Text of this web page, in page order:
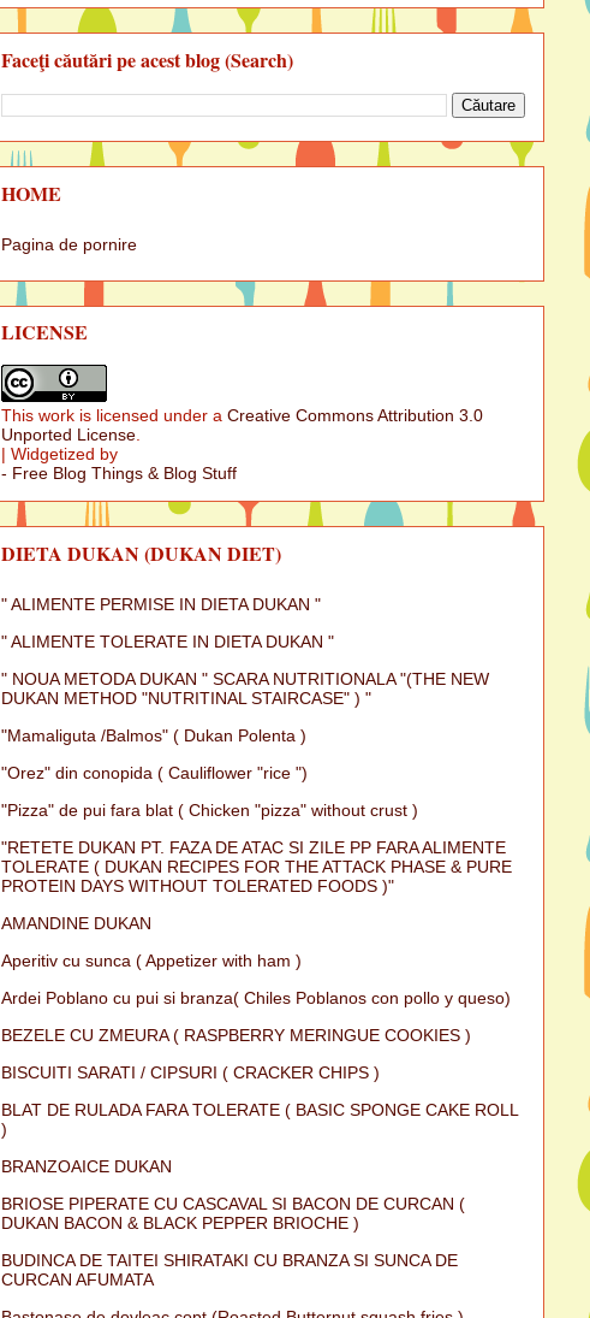
Faceţi căutări pe acest blog (Search)
HOME
Pagina de pornire
LICENSE
This work is licensed under a Creative Commons Attribution 3.0
Unported License.
| Widgetized by
- Free Blog Things & Blog Stuff
DIETA DUKAN (DUKAN DIET)
" ALIMENTE PERMISE IN DIETA DUKAN "
" ALIMENTE TOLERATE IN DIETA DUKAN "
" NOUA METODA DUKAN " SCARA NUTRITIONALA "(THE NEW
DUKAN METHOD "NUTRITINAL STAIRCASE" ) "
"Mamaliguta /Balmos" ( Dukan Polenta )
"Orez" din conopida ( Cauliflower "rice ")
"Pizza" de pui fara blat ( Chicken "pizza" without crust )
"RETETE DUKAN PT. FAZA DE ATAC SI ZILE PP FARA ALIMENTE
TOLERATE ( DUKAN RECIPES FOR THE ATTACK PHASE & PURE
PROTEIN DAYS WITHOUT TOLERATED FOODS )"
AMANDINE DUKAN
Aperitiv cu sunca ( Appetizer with ham )
Ardei Poblano cu pui si branza( Chiles Poblanos con pollo y queso)
BEZELE CU ZMEURA ( RASPBERRY MERINGUE COOKIES )
BISCUITI SARATI / CIPSURI ( CRACKER CHIPS )
BLAT DE RULADA FARA TOLERATE ( BASIC SPONGE CAKE ROLL
)
BRANZOAICE DUKAN
BRIOSE PIPERATE CU CASCAVAL SI BACON DE CURCAN (
DUKAN BACON & BLACK PEPPER BRIOCHE )
BUDINCA DE TAITEI SHIRATAKI CU BRANZA SI SUNCA DE
CURCAN AFUMATA